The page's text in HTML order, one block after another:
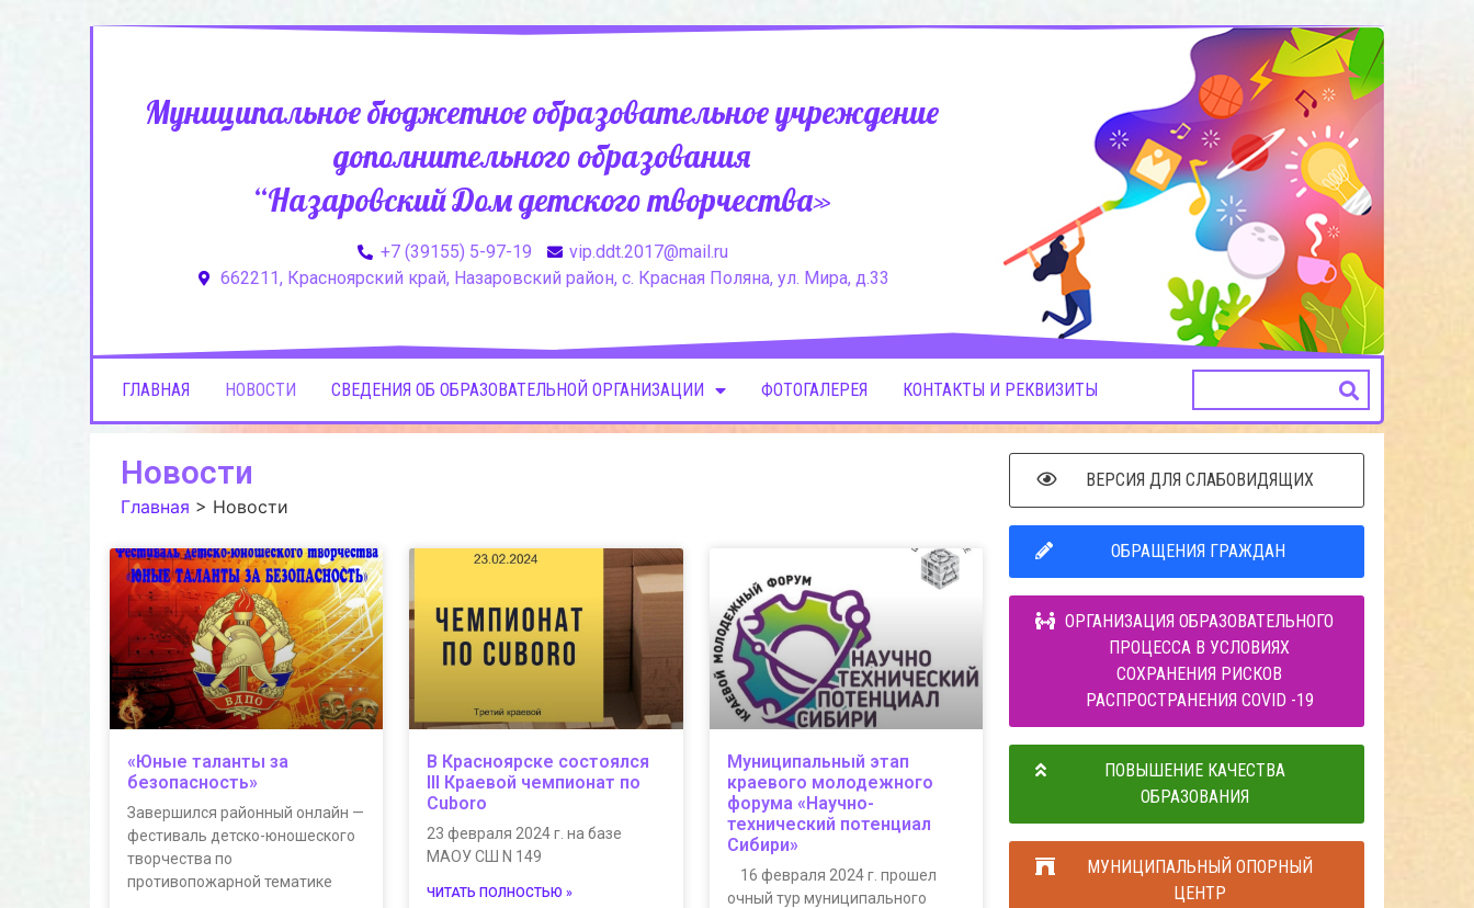
Муниципальное бюджетное образовательное учреждение
дополнительного образования
“Назаровский Дом детского творчества»
+7 (39155) 5-97-19
vip.ddt.2017@mail.ru
662211, Красноярский край, Назаровский район, с. Красная Поляна, ул. Мира, д.33
ГЛАВНАЯ НОВОСТИ СВЕДЕНИЯ ОБ ОБРАЗОВАТЕЛЬНОЙ ОРГАНИЗАЦИИ ФОТОГАЛЕРЕЯ КОНТАКТЫ И РЕКВИЗИТЫ
Новости
Главная > Новости
«Юные таланты за
безопасность»
Завершился районный онлайн —
фестиваль детско-юношеского
творчества по
противопожарной тематике
В Красноярске состоялся
III Краевой чемпионат по
Cuboro
23 февраля 2024 г. на базе
МАОУ СШ N 149
ЧИТАТЬ ПОЛНОСТЬЮ »
Муниципальный этап
краевого молодежного
форума «Научно-
технический потенциал
Сибири»
16 февраля 2024 г. прошел
очный тур муниципального
ВЕРСИЯ ДЛЯ СЛАБОВИДЯЩИХ
ОБРАЩЕНИЯ ГРАЖДАН
ОРГАНИЗАЦИЯ ОБРАЗОВАТЕЛЬНОГО
ПРОЦЕССА В УСЛОВИЯХ
СОХРАНЕНИЯ РИСКОВ
РАСПРОСТРАНЕНИЯ COVID -19
ПОВЫШЕНИЕ КАЧЕСТВА
ОБРАЗОВАНИЯ
МУНИЦИПАЛЬНЫЙ ОПОРНЫЙ
ЦЕНТР